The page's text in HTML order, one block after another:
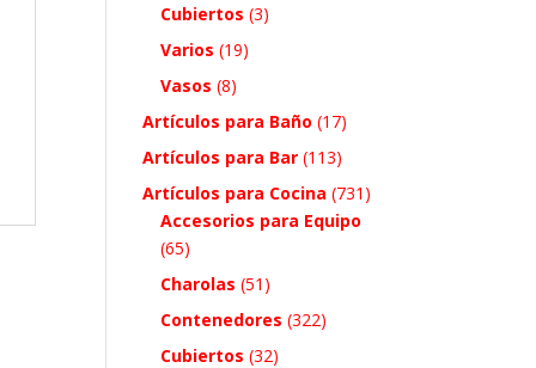
Cubiertos (3)
Varios (19)
Vasos (8)
Artículos para Baño (17)
Artículos para Bar (113)
Artículos para Cocina (731)
Accesorios para Equipo
(65)
Charolas (51)
Contenedores (322)
Cubiertos (32)